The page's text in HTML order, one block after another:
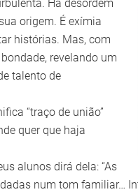
Há desordem
origem. É exímia
histórias. Mas, com
revelando um
talento de
“traço de união”
quer que haja
alunos dirá dela: “As
num tom familiar…